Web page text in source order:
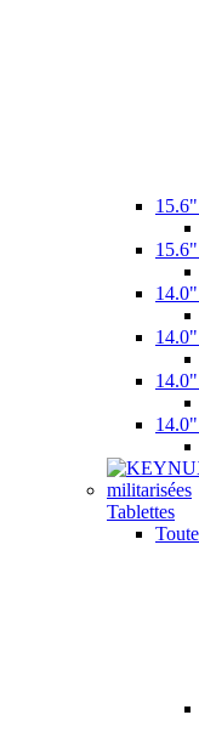
Tablettes